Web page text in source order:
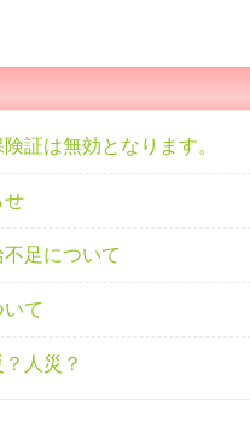
証は無効となります。
せ
足について
て
人災？